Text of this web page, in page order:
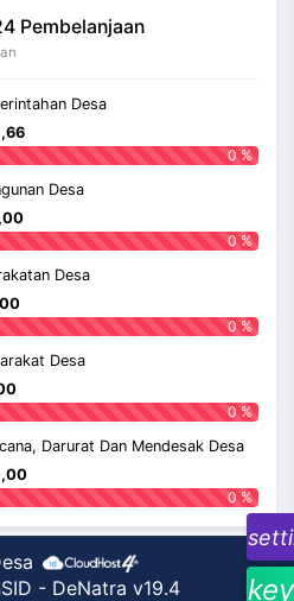
Pembelanjaan
Desa
0 %
Desa
0 %
Desa
0 %
Desa
0 %
Darurat Dan Mendesak Desa
0 %
- DeNatra v19.4